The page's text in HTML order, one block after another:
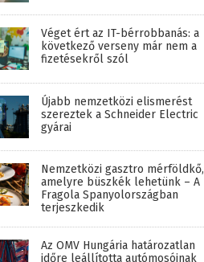
Véget ért az IT-bérrobbanás: a
következő verseny már nem a
fizetésekről szól
Újabb nemzetközi elismerést
szereztek a Schneider Electric
gyárai
Nemzetközi gasztro mérföldkő,
amelyre büszkék lehetünk – A
Fragola Spanyolországban
terjeszkedik
Az OMV Hungária határozatlan
időre leállította autómosóinak